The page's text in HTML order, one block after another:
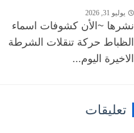
يوليو 31, 2026
نشرها ~الأن كشوفات اسماء
الظباط حركة تنقلات الشرطة
الاخيرة اليوم...
تعليقات